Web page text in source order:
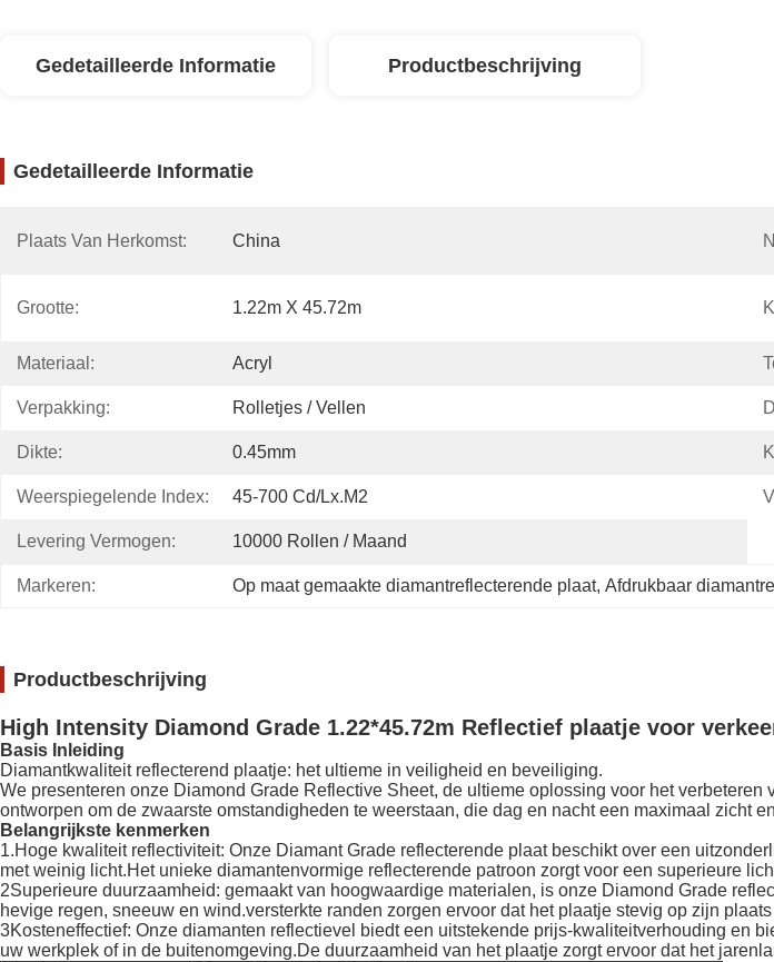
Gedetailleerde Informatie Productbeschrijving
Gedetailleerde Informatie
Plaats Van Herkomst: China
Grootte: 1.22m X 45.72m
Materiaal: Acryl
Verpakking: Rolletjes / Vellen
Dikte: 0.45mm
Weerspiegelende Index: 45-700 Cd/lx.m2
Levering Vermogen: 10000 Rollen / Maand
Markeren: Op maat gemaakte diamantreflecterende plaat, Afdrukbaar
Productbeschrijving
High Intensity Diamond Grade 1.22*45.72m Reflectief plaatje voor
Basis Inleiding
Diamantkwaliteit reflecterend plaatje: het ultieme in veiligheid en beveiliging.
We presenteren onze Diamond Grade Reflective Sheet, de ultieme oplossing voor het
ontworpen om de zwaarste omstandigheden te weerstaan, die dag en nacht een maximaal zicht
Belangrijkste kenmerken
1.Hoge kwaliteit reflectiviteit: Onze Diamant Grade reflecterende plaat beschikt over een
met weinig licht.Het unieke diamantenvormige reflecterende patroon zorgt voor een superieure
2Superieure duurzaamheid: gemaakt van hoogwaardige materialen, is onze Diamond Grade
hevige regen, sneeuw en wind.versterkte randen zorgen ervoor dat het plaatje stevig op zijn
3Kosteneffectief: Onze diamanten reflectievel biedt een uitstekende prijs-kwaliteitverhouding en
uw werkplek of in de buitenomgeving.De duurzaamheid van het plaatje zorgt ervoor dat het